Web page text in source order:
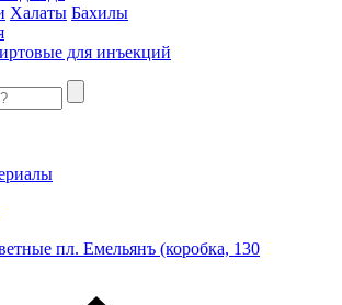
Халаты Бахилы
для инъекций
пл. Емельянъ (коробка, 130